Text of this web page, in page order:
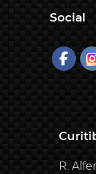
Social
R.